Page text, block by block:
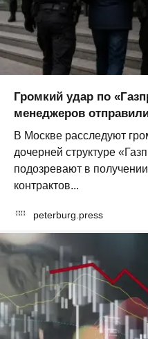
Громкий удар по
менеджеров
В Москве расследуют
дочерней структуре
подозревают в
контрактов...
peterburg.press